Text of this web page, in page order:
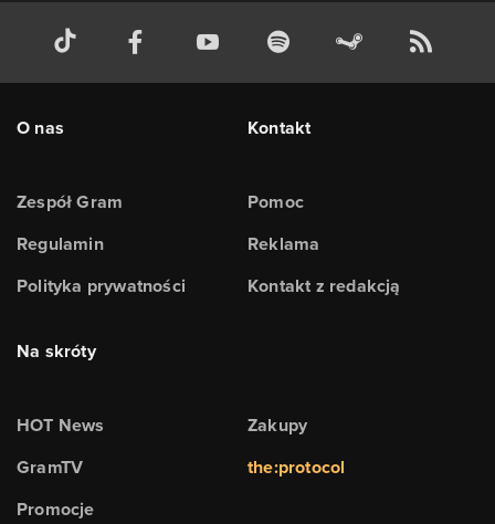
O nas
Zespół Gram
Regulamin
Polityka prywatności
Kontakt
Pomoc
Reklama
Kontakt z redakcją
Na skróty
HOT News
GramTV
Promocje
Zakupy
the:protocol